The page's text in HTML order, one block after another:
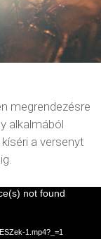
megrendezésre
alkalmából
a versenyt
not found
1.mp4?_=1